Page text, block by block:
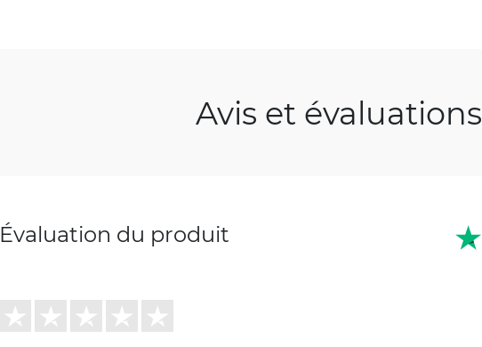
Avis et évaluations
Évaluation du produit